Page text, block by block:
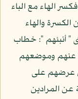
الهاء مع الباء
والهاء
" أنبئهم ": خطاب
عنهم وموضعهم
عرضهم على
عن المرادين